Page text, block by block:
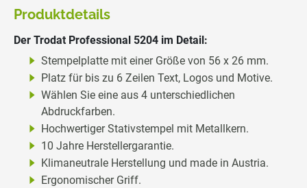
Produktdetails
Der Trodat Professional 5204 im Detail:
Stempelplatte mit einer Größe von 56 x 26 mm.
Platz für bis zu 6 Zeilen Text, Logos und Motive.
Wählen Sie eine aus 4 unterschiedlichen
Abdruckfarben.
Hochwertiger Stativstempel mit Metallkern.
10 Jahre Herstellergarantie.
Klimaneutrale Herstellung und made in Austria.
Ergonomischer Griff.